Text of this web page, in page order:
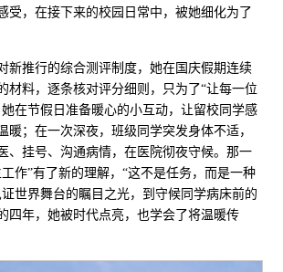
受，在接下来的校园日常中，被她细化为了
新推行的综合测评制度，她在国庆假期连续
材料，逐条核对评分细则，只为了“让每一位
她在节假日准备暖心的小互动，让留校同学感
暖；在一次深夜，班级同学突发身体不适，
、挂号、沟通病情，在医院彻夜守候。那一
作”有了新的理解，“这不是任务，而是一种
证世界舞台的瞩目之光，到守候同学病床前的
四年，她被时代点亮，也学会了将温暖传